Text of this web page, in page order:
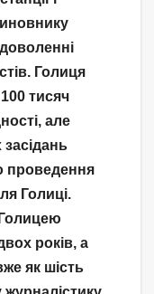
Голиця
тисяч
але
проведення
Голиці.
років, а
як шість